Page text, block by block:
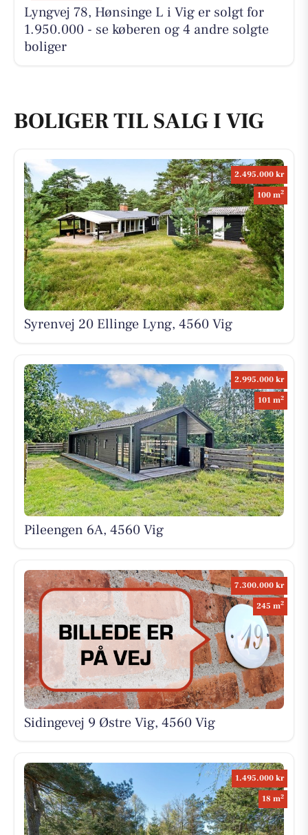
Lyngvej 78, Hønsinge L i Vig er solgt for
1.950.000 - se køberen og 4 andre solgte
boliger
BOLIGER TIL SALG I VIG
2.495.000 kr
100 m2
Syrenvej 20 Ellinge Lyng, 4560 Vig
2.995.000 kr
101 m2
Pileengen 6A, 4560 Vig
7.300.000 kr
245 m2
Sidingevej 9 Østre Vig, 4560 Vig
1.495.000 kr
18 m2